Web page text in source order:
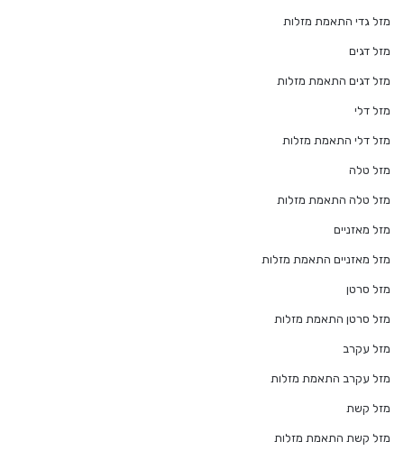
מזל גדי התאמת מזלות
מזל דגים
מזל דגים התאמת מזלות
מזל דלי
מזל דלי התאמת מזלות
מזל טלה
מזל טלה התאמת מזלות
מזל מאזניים
מזל מאזניים התאמת מזלות
מזל סרטן
מזל סרטן התאמת מזלות
מזל עקרב
מזל עקרב התאמת מזלות
מזל קשת
מזל קשת התאמת מזלות